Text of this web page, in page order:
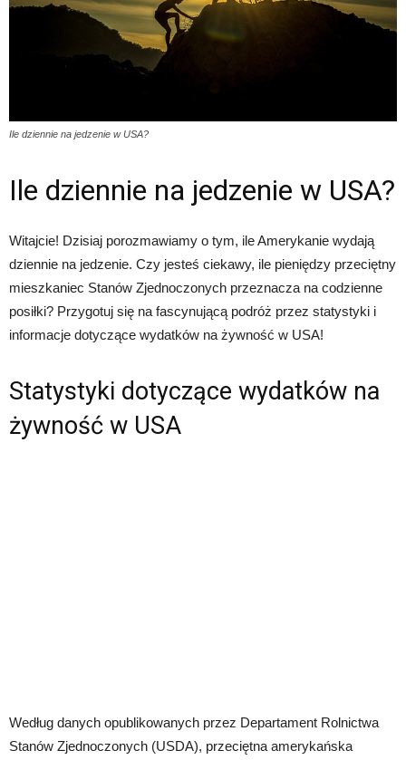
Ile dziennie na jedzenie w USA?
Ile dziennie na jedzenie w USA?
Witajcie! Dzisiaj porozmawiamy o tym, ile Amerykanie wydają
dziennie na jedzenie. Czy jesteś ciekawy, ile pieniędzy przeciętny
mieszkaniec Stanów Zjednoczonych przeznacza na codzienne
posiłki? Przygotuj się na fascynującą podróż przez statystyki i
informacje dotyczące wydatków na żywność w USA!
Statystyki dotyczące wydatków na
żywność w USA
Według danych opublikowanych przez Departament Rolnictwa
Stanów Zjednoczonych (USDA), przeciętna amerykańska